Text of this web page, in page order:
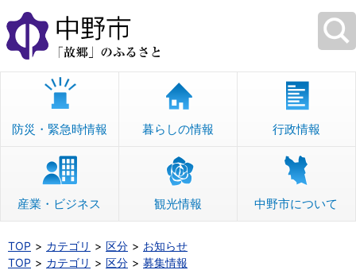
本
文
へ
移
防災・緊急時情報 暮らしの情報 行政情報
産業・ビジネス 観光情報 中野市について
TOP カテゴリ 区分
お知らせ
TOP
カテゴリ 区分
募集情報